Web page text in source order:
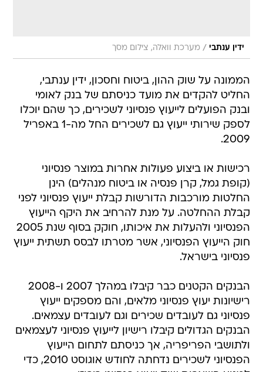
ידין ענתבי / מערכת וואלה, צילום מסך
הממונה על שוק ההון, ביטוח וחסכון, ידין ענתבי,
החליט להקדים את מועד כניסתם של בנק לאומי
ובנק הפועלים לייעוץ פנסיוני לשכירים, כך שהם יוכלו
לספק שירותי ייעוץ גם לשכירים החל מה-1 באפריל
2009.
רכישות או ביצוע פעולות אחרות במוצר פנסיוני
(קופת גמל, קרן פנסיה או ביטוח מנהלים) הינן
החלטות מורכבות הדורשות קבלת ייעוץ פנסיוני לפני
קבלת ההחלטה. על מנת להרחיב את היקף הייעוץ
הפנסיוני ולהעלות את איכותו, חוקק בסוף שנת 2005
חוק הייעוץ הפנסיוני, אשר מטרתו לבסס תשתית ייעוץ
פנסיוני בישראל.
הבנקים הקטנים כבר קיבלו במהלך 2007 ו-2008
רישיונות יעוץ פנסיוני מלאים, והם מספקים ייעוץ
פנסיוני גם לעובדים שכירים וגם לעובדים עצמאים.
הבנקים הגדולים קיבלו רישיון לייעוץ פנסיוני לעצמאים
ולתושבי הפריפריה, אך כניסתם לתחום הייעוץ
הפנסיוני לשכירים נדחתה לחודש אוגוסט 2010, כדי